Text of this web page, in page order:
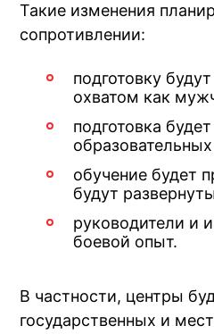
Такие изменения
сопротивлении:
подготовку
охватом как
подготовка
обучение будет
будут
руководители и
боевой опыт.
В частности, центры
государственных и